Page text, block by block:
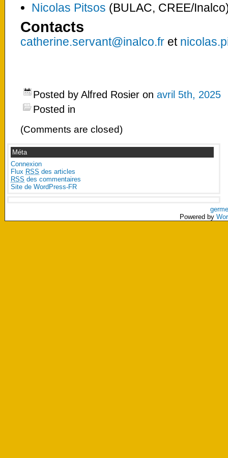
Nicolas Pitsos (BULAC, CREE/
Contacts
catherine.servant@inalco.fr et
Posted by Alfred Rosier on avril 5th, 2025
Posted in
(Comments are closed)
Méta
Connexion
Flux RSS des articles
RSS des commentaires
Site de WordPress-FR
Powered by